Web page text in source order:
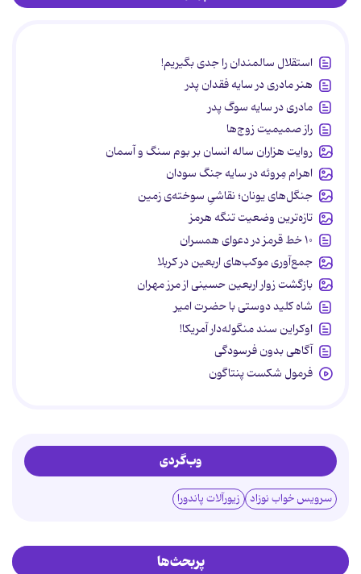
استقلال سالمندان را جدی بگیریم!
هنر مادری در سایه‌ فقدان پدر
مادری در سایه سوگ پدر
راز صمیمیت زوج‌ها
روایت هزاران ساله انسان بر بوم سنگ و آسمان
اهرام مِروئه در سایه جنگ سودان
جنگل‌های یونان؛ نقاشیِ سوخته‌ی زمین
تازه‌ترین وضعیت تنگه هرمز
۱۰ خط قرمز در دعوای همسران
جمع‌آوری موکب‌های اربعین در کربلا
بازگشت زوار اربعین حسینی از مرز مهران
شاه کلید دوستی با حضرت امیر
اوکراین سند منگوله‌دار آمریکا!
آگاهی بدون فرسودگی
فرمول شکست پنتاگون
وب‌گردی
سرویس خواب نوزاد زیورآلات پاندورا
پربحث‌ها